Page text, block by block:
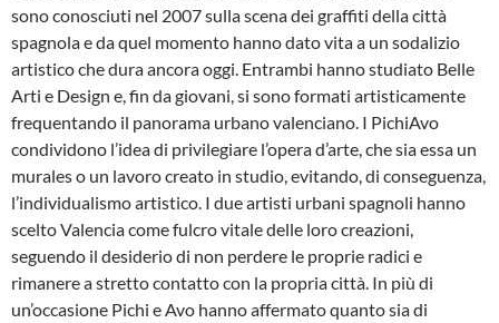
sono conosciuti nel 2007 sulla scena dei graffiti della città
spagnola e da quel momento hanno dato vita a un sodalizio
artistico che dura ancora oggi. Entrambi hanno studiato Belle
Arti e Design e, fin da giovani, si sono formati artisticamente
frequentando il panorama urbano valenciano. I PichiAvo
condividono l’idea di privilegiare l’opera d’arte, che sia essa un
murales o un lavoro creato in studio, evitando, di conseguenza,
l’individualismo artistico. I due artisti urbani spagnoli hanno
scelto Valencia come fulcro vitale delle loro creazioni,
seguendo il desiderio di non perdere le proprie radici e
rimanere a stretto contatto con la propria città. In più di
un’occasione Pichi e Avo hanno affermato quanto sia di